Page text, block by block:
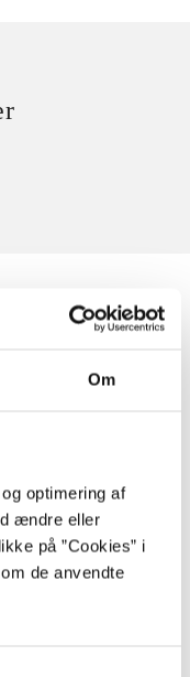
Om
optimering af
ændre eller
på ”Cookies” i
de anvendte